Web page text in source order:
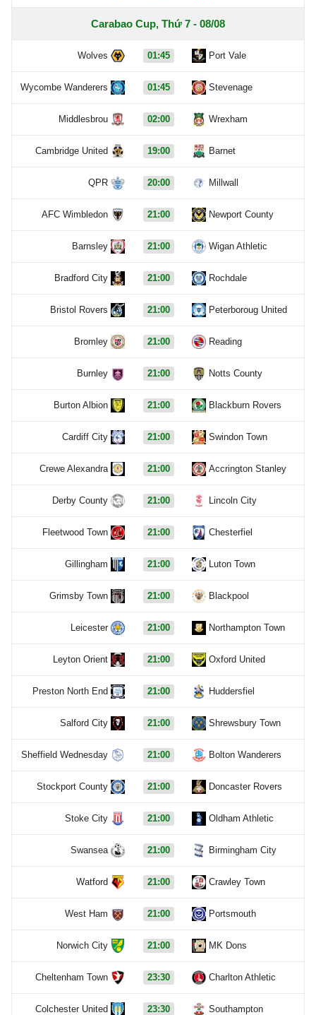
Carabao Cup, Thứ 7 - 08/08
Wolves 01:45 Port Vale
Wycombe Wanderers 01:45 Stevenage
Middlesbrou 02:00 Wrexham
Cambridge United 19:00 Barnet
QPR 20:00 Millwall
AFC Wimbledon 21:00 Newport County
Barnsley 21:00 Wigan Athletic
Bradford City 21:00 Rochdale
Bristol Rovers 21:00 Peterboroug United
Bromley 21:00 Reading
Burnley 21:00 Notts County
Burton Albion 21:00 Blackburn Rovers
Cardiff City 21:00 Swindon Town
Crewe Alexandra 21:00 Accrington Stanley
Derby County 21:00 Lincoln City
Fleetwood Town 21:00 Chesterfiel
Gillingham 21:00 Luton Town
Grimsby Town 21:00 Blackpool
Leicester 21:00 Northampton Town
Leyton Orient 21:00 Oxford United
Preston North End 21:00 Huddersfiel
Salford City 21:00 Shrewsbury Town
Sheffield Wednesday 21:00 Bolton Wanderers
Stockport County 21:00 Doncaster Rovers
Stoke City 21:00 Oldham Athletic
Swansea 21:00 Birmingham City
Watford 21:00 Crawley Town
West Ham 21:00 Portsmouth
Norwich City 21:00 MK Dons
Cheltenham Town 23:30 Charlton Athletic
Colchester United 23:30 Southampton